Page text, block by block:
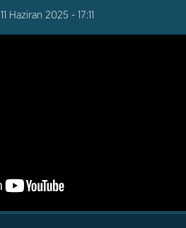
11 Haziran 2025 - 17:11